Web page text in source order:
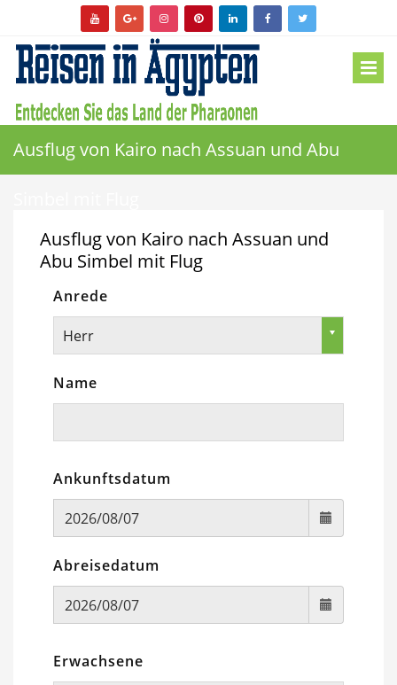
Ausflug von Kairo nach Assuan und Abu
Ausflug von Kairo nach Assuan und
Abu Simbel mit Flug
Anrede
Herr
Name
Ankunftsdatum
Abreisedatum
Erwachsene